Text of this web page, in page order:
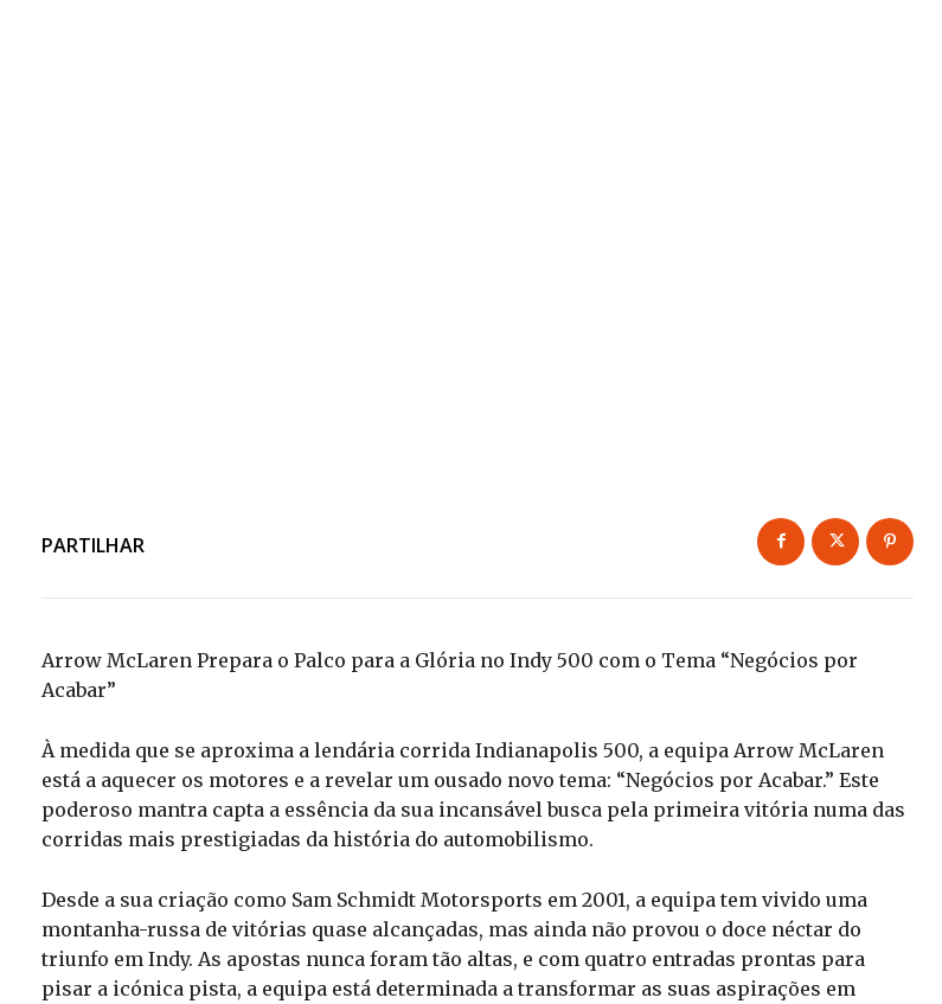
PARTILHAR
Arrow McLaren Prepara o Palco para a Glória no Indy 500 com o Tema “Negócios por
Acabar”
À medida que se aproxima a lendária corrida Indianapolis 500, a equipa Arrow McLaren
está a aquecer os motores e a revelar um ousado novo tema: “Negócios por Acabar.” Este
poderoso mantra capta a essência da sua incansável busca pela primeira vitória numa das
corridas mais prestigiadas da história do automobilismo.
Desde a sua criação como Sam Schmidt Motorsports em 2001, a equipa tem vivido uma
montanha-russa de vitórias quase alcançadas, mas ainda não provou o doce néctar do
triunfo em Indy. As apostas nunca foram tão altas, e com quatro entradas prontas para
pisar a icónica pista, a equipa está determinada a transformar as suas aspirações em